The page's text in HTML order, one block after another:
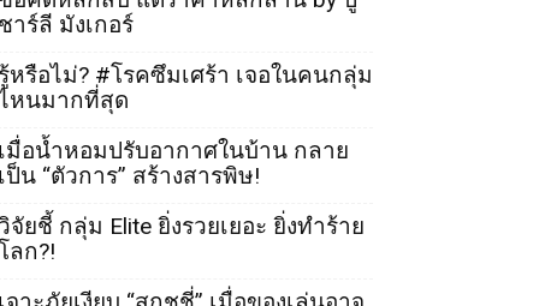
าร์ลี มังเกอร์
หรือไม่? #โรคซึมเศร้า เจอในคนกลุ่ม
หนมากที่สุด
มื่อน้ำหอมปรับอากาศในบ้าน กลาย
ป็น “ตัวการ” สร้างสารพิษ!
จัยชี้ กลุ่ม Elite ยิ่งรวยเยอะ ยิ่งทำร้าย
ลก?!